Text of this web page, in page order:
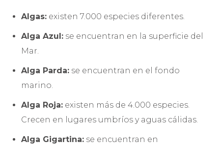
Algas: existen 7.000 especies diferentes.
Alga Azul: se encuentran en la superficie del
Mar.
Alga Parda: se encuentran en el fondo
marino.
Alga Roja: existen más de 4.000 especies.
Crecen en lugares umbríos y aguas cálidas.
Alga Gigartina: se encuentran en